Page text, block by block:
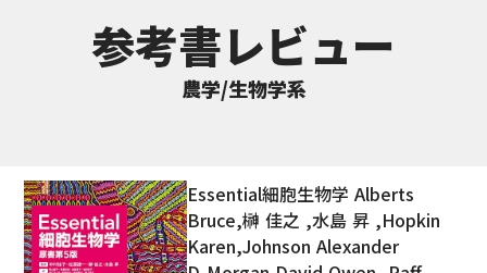
参考書レビュー
農学/生物学系
Essential細胞生物学 Alberts
Bruce,榊 佳之 ,水島 昇 ,Hopkin
Karen,Johnson Alexander